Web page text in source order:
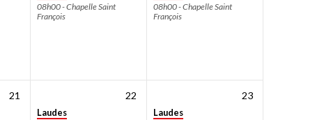
08h00 - Chapelle Saint
François
08h00 - Chapelle Saint
François
21 22
Laudes
23
Laudes